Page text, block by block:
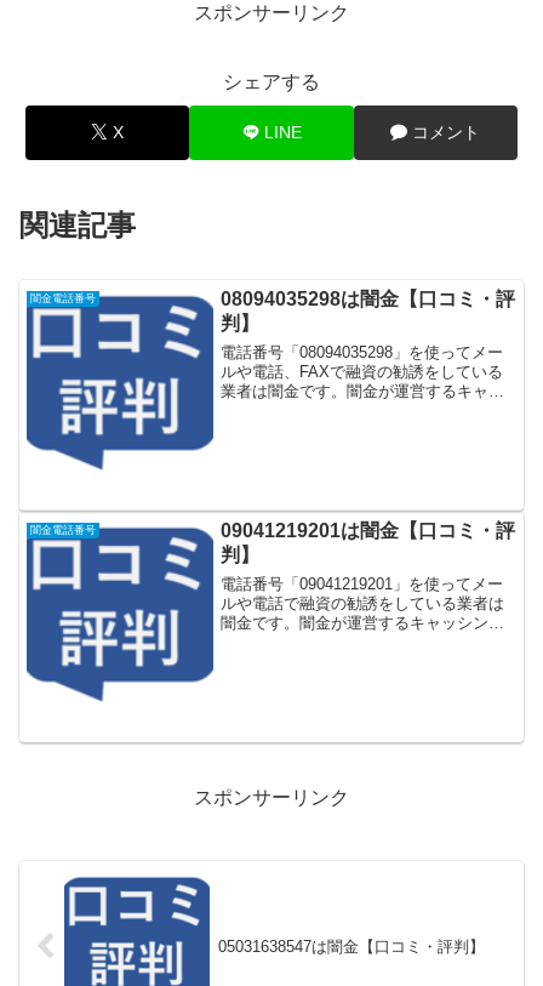
スポンサーリンク
シェアする
X LINE コメント
関連記事
闇金電話番号
08094035298は闇金【口コミ・評
判】
電話番号「08094035298」を使ってメー
ルや電話、FAXで融資の勧誘をしている
業者は闇金です。闇金が運営するキャッ
闇金電話番号
09041219201は闇金【口コミ・評
判】
電話番号「09041219201」を使ってメー
ルや電話で融資の勧誘をしている業者は
闇金です。闇金が運営するキャッシング
スポンサーリンク
05031638547は闇金【口コミ・評判】